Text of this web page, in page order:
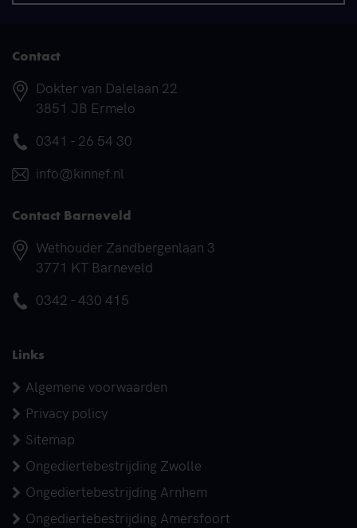
Contact
Adres
Dokter van Dalelaan 22
3851 JB Ermelo
Telefoonnummer
0341 - 26 54 30
E-mail
info@kinnef.nl
Contact Barneveld
Adres
Wethouder Zandbergenlaan 3
3771 KT Barneveld
Telefoonnummer
0342 - 430 415
Links
Algemene voorwaarden
Privacy policy
Sitemap
Ongediertebestrijding Zwolle
Ongediertebestrijding Arnhem
Ongediertebestrijding Amersfoort